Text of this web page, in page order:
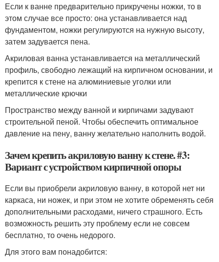
Если к ванне предварительно прикручены ножки, то в
этом случае все просто: она устанавливается над
фундаментом, ножки регулируются на нужную высоту,
затем задувается пена.
Акриловая ванна устанавливается на металлический
профиль, свободно лежащий на кирпичном основании, и
крепится к стене на алюминиевые уголки или
металлические крючки
Пространство между ванной и кирпичами задувают
строительной пеной. Чтобы обеспечить оптимальное
давление на пену, ванну желательно наполнить водой.
Зачем крепить акриловую ванну к стене. #3:
Вариант с устройством кирпичной опоры
Если вы приобрели акриловую ванну, в которой нет ни
каркаса, ни ножек, и при этом не хотите обременять себя
дополнительными расходами, ничего страшного. Есть
возможность решить эту проблему если не совсем
бесплатно, то очень недорого.
Для этого вам понадобится: